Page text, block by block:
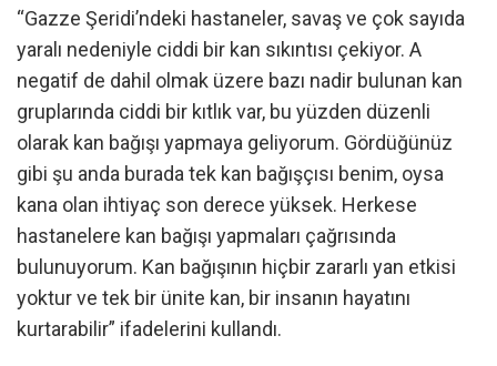
“Gazze Şeridi’ndeki hastaneler, savaş ve çok sayıda
yaralı nedeniyle ciddi bir kan sıkıntısı çekiyor. A
negatif de dahil olmak üzere bazı nadir bulunan kan
gruplarında ciddi bir kıtlık var, bu yüzden düzenli
olarak kan bağışı yapmaya geliyorum. Gördüğünüz
gibi şu anda burada tek kan bağışçısı benim, oysa
kana olan ihtiyaç son derece yüksek. Herkese
hastanelere kan bağışı yapmaları çağrısında
bulunuyorum. Kan bağışının hiçbir zararlı yan etkisi
yoktur ve tek bir ünite kan, bir insanın hayatını
kurtarabilir” ifadelerini kullandı.